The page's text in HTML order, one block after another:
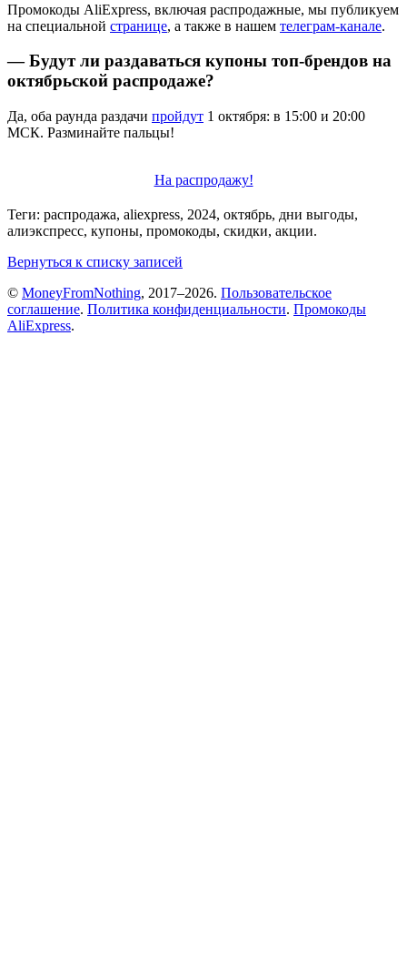
Промокоды AliExpress, включая распродажные, мы публикуем
на специальной странице, а также в нашем телеграм-канале.
— Будут ли раздаваться купоны топ-брендов на
октябрьской распродаже?
Да, оба раунда раздачи пройдут 1 октября: в 15:00 и 20:00
МСК. Разминайте пальцы!
На распродажу!
Теги: распродажа, aliexpress, 2024, октябрь, дни выгоды,
алиэкспресс, купоны, промокоды, скидки, акции.
Вернуться к списку записей
© MoneyFromNothing, 2017–2026. Пользовательское
соглашение. Политика конфиденциальности. Промокоды
AliExpress.